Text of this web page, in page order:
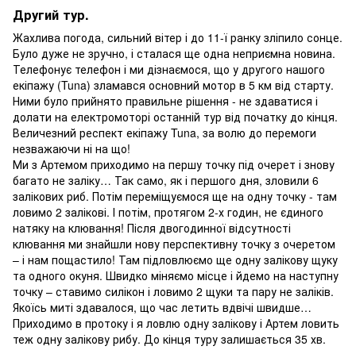
Другий тур.
Жахлива погода, сильний вітер і до 11-ї ранку зліпило сонце.
Було дуже не зручно, і сталася ще одна неприємна новина.
Телефонує телефон і ми дізнаємося, що у другого нашого
екіпажу (Tuna) зламався основний мотор в 5 км від старту.
Ними було прийнято правильне рішення - не здаватися і
долати на електромоторі останній тур від початку до кінця.
Величезний респект екіпажу Tuna, за волю до перемоги
незважаючи ні на що!
Ми з Артемом приходимо на першу точку під очерет і знову
багато не заліку… Так само, як і першого дня, зловили 6
залікових риб. Потім переміщуємося ще на одну точку - там
ловимо 2 залікові. І потім, протягом 2-х годин, не єдиного
натяку на клювання! Після двогодинної відсутності
клювання ми знайшли нову перспективну точку з очеретом
– і нам пощастило! Там підловлюємо ще одну залікову щуку
та одного окуня. Швидко міняємо місце і йдемо на наступну
точку – ставимо силікон і ловимо 2 щуки та пару не заліків.
Якоїсь миті здавалося, що час летить вдвічі швидше…
Приходимо в протоку і я ловлю одну залікову і Артем ловить
теж одну залікову рибу. До кінця туру залишається 35 хв.